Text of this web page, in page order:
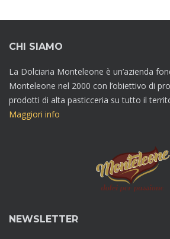
CHI SIAMO
La Dolciaria Monteleone è un’azienda
Monteleone nel 2000 con l’obiettivo di
prodotti di alta pasticceria su tutto il
Maggiori info
NEWSLETTER